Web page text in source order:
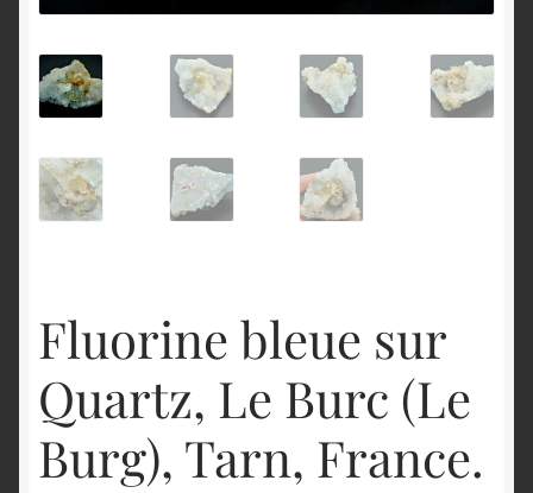
Fluorine bleue sur
Quartz, Le Burc (Le
Burg), Tarn, France.